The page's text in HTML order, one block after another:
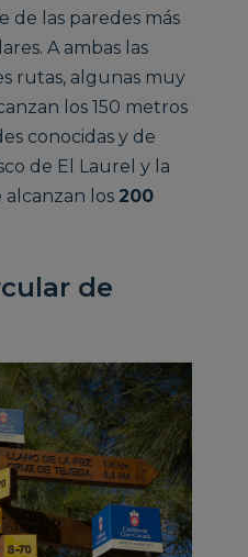
de las paredes más
A ambas las
rutas, algunas muy
los 150 metros
conocidas y de
de El Laurel y la
alcanzan los 200
de